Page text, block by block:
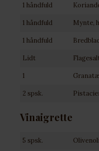
1 håndfuld
1 håndfuld Mynte,
1 håndfuld
Lidt
1
2 spsk.
Vinaigrette
5 spsk.